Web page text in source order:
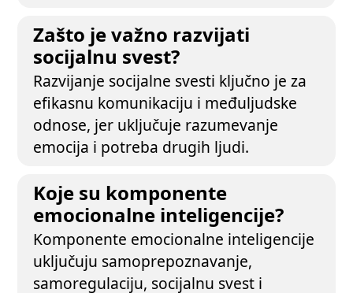
Zašto je važno razvijati
socijalnu svest?
Razvijanje socijalne svesti ključno je za
efikasnu komunikaciju i međuljudske
odnose, jer uključuje razumevanje
emocija i potreba drugih ljudi.
Koje su komponente
emocionalne inteligencije?
Komponente emocionalne inteligencije
uključuju samoprepoznavanje,
samoregulaciju, socijalnu svest i